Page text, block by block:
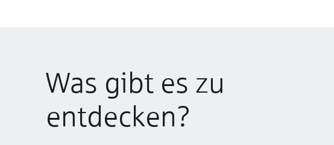
Was gibt es zu
entdecken?